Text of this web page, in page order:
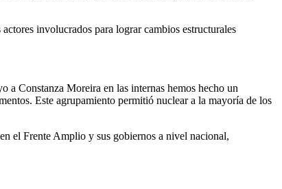
involucrados para lograr cambios estructurales
a Constanza Moreira en las internas hemos hecho un
Este agrupamiento permitió nuclear a la mayoría de los
el Frente Amplio y sus gobiernos a nivel nacional,